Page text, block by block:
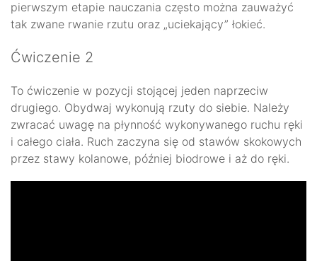
pierwszym etapie nauczania często można zauważyć
tak zwane rwanie rzutu oraz „uciekający” łokieć.
Ćwiczenie 2
To ćwiczenie w pozycji stojącej jeden naprzeciw
drugiego. Obydwaj wykonują rzuty do siebie. Należy
zwracać uwagę na płynność wykonywanego ruchu ręki
i całego ciała. Ruch zaczyna się od stawów skokowych
przez stawy kolanowe, później biodrowe i aż do ręki.